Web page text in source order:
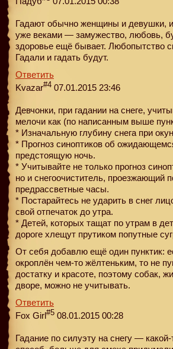
Гадают обычно женщины и девушки,
уже веками — замужество, любовь,
здоровье ещё бывает. Любопытство
Гадали и гадать будут.
Ответить
Kvazar#4 07.01.2015 23:46
Девчонки, при гадании на снеге,
мелочи как (по написанным выше
* Изначальную глубину снега при
* Прогноз синоптиков об
предстоящую ночь.
* Учитывайте не только прогноз
но и снегоочиститель, проезжающий
предрассветные часы.
* Постарайтесь не ударить в снег
свой отпечаток до утра.
* Детей, которых тащат по утрам в
дороге хлещут прутиком попутные
От себя добавлю ещё один пунктик:
окроплён чем-то жёлтеньким, то не
достатку и красоте, поэтому собак,
дворе, можно не учитывать.
Ответить
Fox Girl#5 08.01.2015 00:28
Гадание по силуэту на снегу —